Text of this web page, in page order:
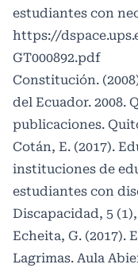
estudiantes con
https://
GT000892.pdf
Constitución.
del Ecuador. 2008.
publicaciones.
Cotán, E. (2017).
instituciones de
estudiantes con
Discapacidad, 5
Echeita, G. (2017).
Lagrimas. Aula